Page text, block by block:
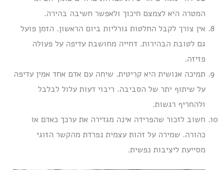
המטרה היא לצמצם חיכוך ולאפשר חשיבה בהירה.
אין צורך לקבל החלטות גורליות ביום הראשון. הזמן פועל
גם לטובת הבהירות. דחייה מחושבת עדיפה על פעולה
פזיזה.
תמיכה אנושית היא קריטית. שיחה עם אדם אחד אמין עדיפה
על שיתוף יתר של הסביבה. ריבוי דעות עלול לבלבל
ולהחריף רגשות.
חשוב לזכור שהפרידה אינה מגדירה את ערכך כאדם או
כהורה. שמירה על זהות עצמית נפרדת מהקשר הזוגי
מסייעת ליציבות נפשית.